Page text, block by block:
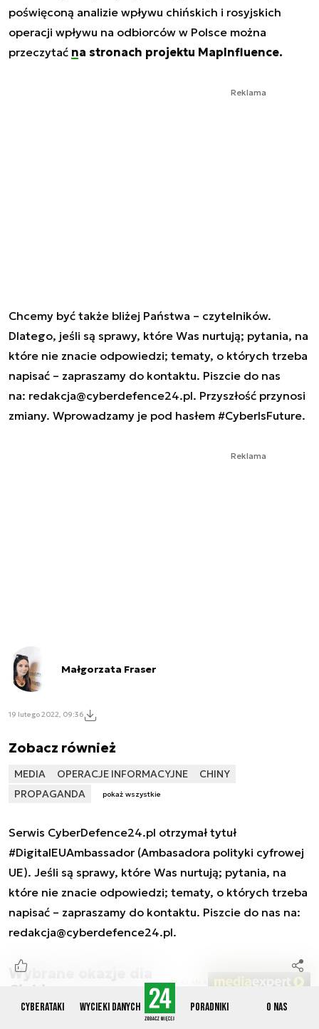
Cyberataki Wycieki danych Poradniki O nas
poświęconą analizie wpływu chińskich i rosyjskich
operacji wpływu na odbiorców w Polsce można
przeczytać na stronach projektu MapInfluence.
Reklama
Chcemy być także bliżej Państwa – czytelników.
Dlatego, jeśli są sprawy, które Was nurtują; pytania, na
które nie znacie odpowiedzi; tematy, o których trzeba
napisać – zapraszamy do kontaktu. Piszcie do nas
na: redakcja@cyberdefence24.pl. Przyszłość przynosi
zmiany. Wprowadzamy je pod hasłem #CyberIsFuture.
Reklama
Małgorzata Fraser
19 lutego 2022, 09:36
Zobacz również
MEDIA OPERACJE INFORMACYJNE
CHINY
PROPAGANDA
pokaż wszystkie
Serwis CyberDefence24.pl otrzymał tytuł
#DigitalEUAmbassador (Ambasadora polityki cyfrowej
UE). Jeśli są sprawy, które Was nurtują; pytania, na
które nie znacie odpowiedzi; tematy, o których trzeba
napisać – zapraszamy do kontaktu. Piszcie do nas na:
redakcja@cyberdefence24.pl.
Wybrane okazje dla
Ciebie
REKLAMA